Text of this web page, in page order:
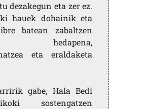
dezakegun eta zer ez.
hauek dohainik eta
batean zabaltzen
hedapena,
eta eraldaketa
gabe, Hala Bedi
sostengatzen